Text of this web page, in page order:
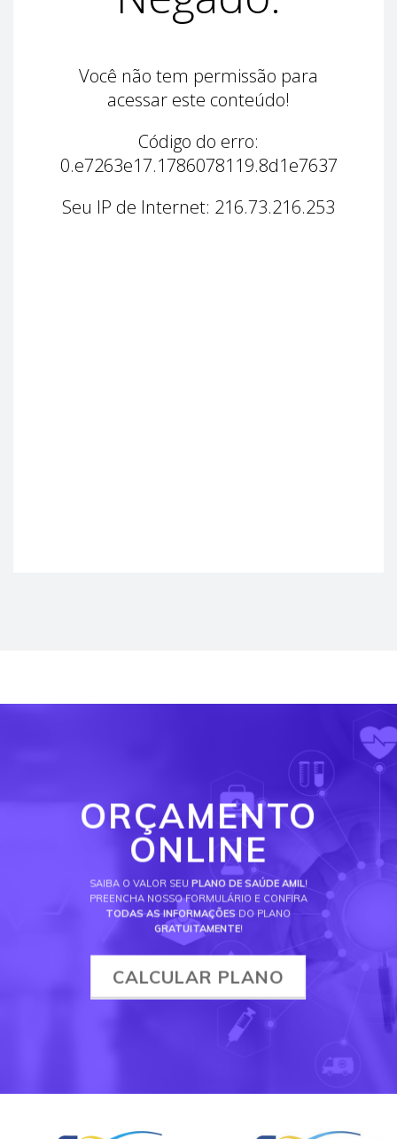
ORÇAMENTO
ONLINE
SAIBA O VALOR SEU PLANO DE SAÚDE AMIL!
PREENCHA NOSSO FORMULÁRIO E CONFIRA
TODAS AS INFORMAÇÕES DO PLANO
GRATUITAMENTE!
CALCULAR PLANO